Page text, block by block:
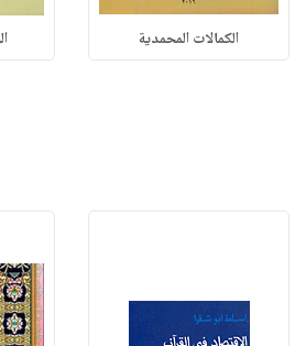
الكمالات المحمدية